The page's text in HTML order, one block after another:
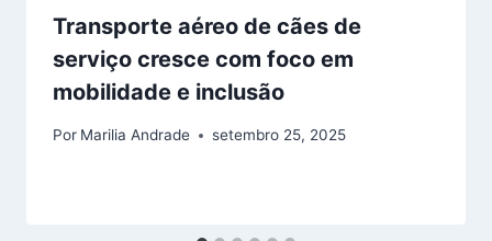
Transporte aéreo de cães de
serviço cresce com foco em
mobilidade e inclusão
Por Marilia Andrade setembro 25, 2025